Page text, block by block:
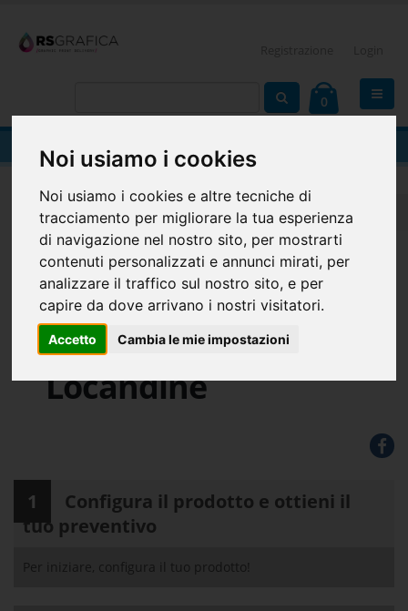
Noi usiamo i cookies
Noi usiamo i cookies e altre tecniche di
tracciamento per migliorare la tua esperienza
di navigazione nel nostro sito, per mostrarti
contenuti personalizzati e annunci mirati, per
analizzare il traffico sul nostro sito, e per
capire da dove arrivano i nostri visitatori.
Accetto Cambia le mie impostazioni
0
Locandine
Home ESPOSITORI Locandine Locandine
Locandine
1
Configura il prodotto e ottieni il
tuo preventivo
Per iniziare, configura il tuo prodotto!